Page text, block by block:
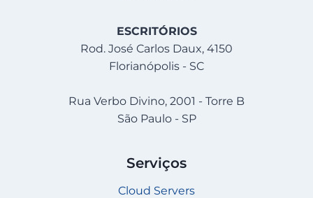
ESCRITÓRIOS
Rod. José Carlos Daux, 4150
Florianópolis - SC
Rua Verbo Divino, 2001 - Torre B
São Paulo - SP
Serviços
Cloud Servers